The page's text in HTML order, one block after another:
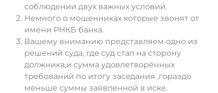
соблюдении двух важных условий.
Немного о мошенниках которые звонят от
имени РНКБ банка.
Вашему вниманию представляем одно из
решений суда, где суд стал на сторону
должника,и сумма удовлетворённых
требований по итогу заседания ,гораздо
меньше суммы заявленной в иске.